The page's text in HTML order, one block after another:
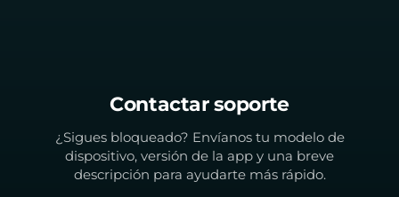
Contactar soporte
¿Sigues bloqueado? Envíanos tu modelo de
dispositivo, versión de la app y una breve
descripción para ayudarte más rápido.